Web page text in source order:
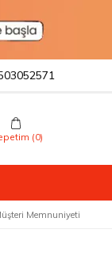
(0)
Memnuniyeti